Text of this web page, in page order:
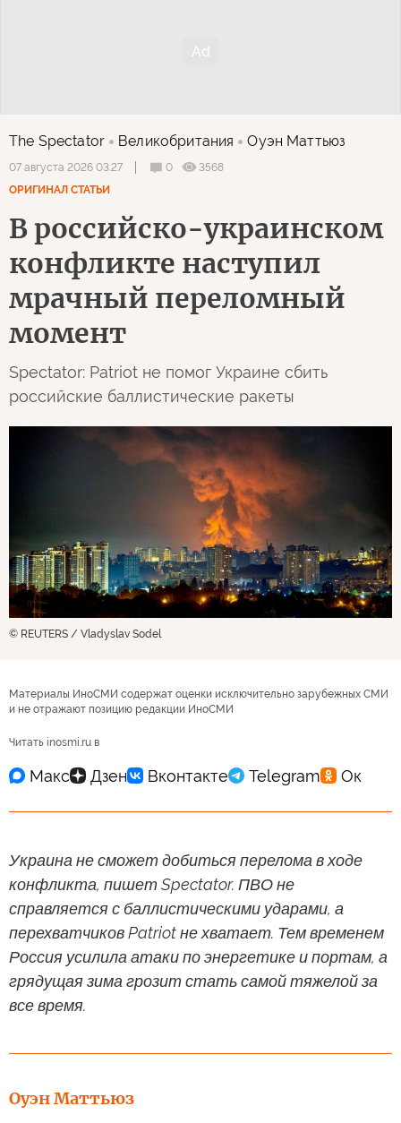
The Spectator Великобритания Оуэн Маттьюз
07 августа 2026 03:27 0
3568
ОРИГИНАЛ СТАТЬИ
В российско-украинском
конфликте наступил
мрачный переломный
момент
Spectator: Patriot не помог Украине сбить
российские баллистические ракеты
© REUTERS / Vladyslav Sodel
Материалы ИноСМИ содержат оценки исключительно зарубежных СМИ
и не отражают позицию редакции ИноСМИ
Читать inosmi.ru в
Украина не сможет добиться перелома в ходе
конфликта, пишет Spectator. ПВО не
справляется с баллистическими ударами, а
перехватчиков Patriot не хватает. Тем временем
Россия усилила атаки по энергетике и портам, а
грядущая зима грозит стать самой тяжелой за
все время.
Оуэн Маттьюз